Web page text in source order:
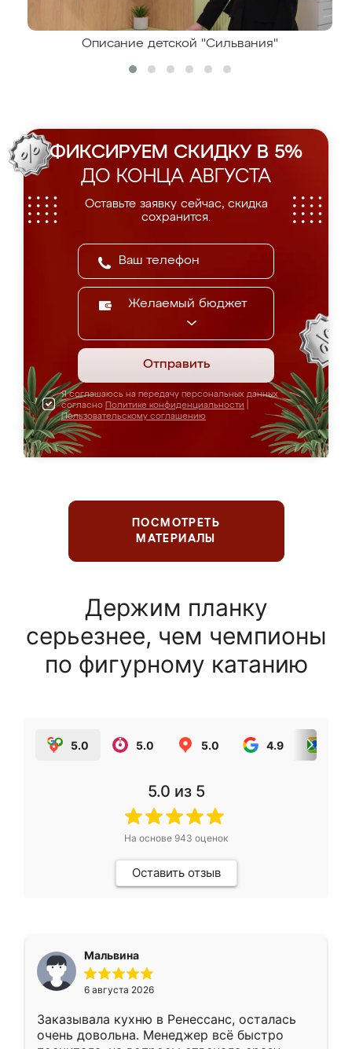
Описание детской "Сильвания"
ФИКСИРУЕМ СКИДКУ В 5%
ДО КОНЦА АВГУСТА
Оставьте заявку сейчас, скидка
сохранится.
Желаемый бюджет
Отправить
Я соглашаюсь на передачу персональных данных
согласно Политике конфиденциальности
Пользовательскому соглашению
ПОСМОТРЕТЬ
МАТЕРИАЛЫ
Держим планку
серьезнее, чем чемпионы
по фигурному катанию
5.0 5.0 5.0 4.9
5.0 из 5
На основе 943 оценок
Оставить отзыв
Мальвина
6 августа 2026
Заказывала кухню в Ренессанс, осталась
очень довольна. Менеджер всё быстро